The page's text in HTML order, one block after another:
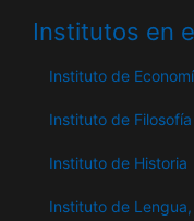
Institutos en
Instituto de
Instituto de Filosofía
Instituto de Historia
Instituto de